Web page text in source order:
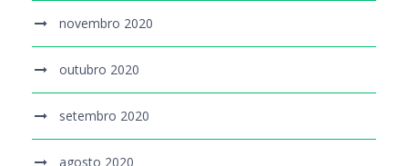
novembro 2020
outubro 2020
setembro 2020
agosto 2020